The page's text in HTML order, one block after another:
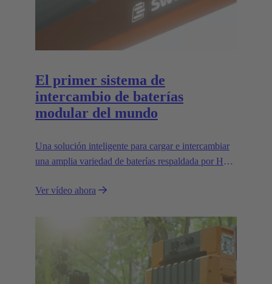
El primer sistema de
intercambio de baterías
modular del mundo
Una solución inteligente para cargar e intercambiar
una amplia variedad de baterías respaldada por Han-
modulares.
Ver vídeo ahora